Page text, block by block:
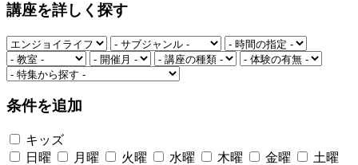
講座を詳しく探す
条件を追加
キッズ
日曜
月曜 火曜 水曜 木曜 金曜 土曜